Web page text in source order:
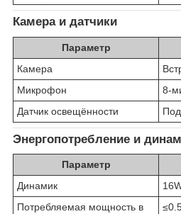
Камера и датчики
Параметр
Камера
Микрофон
8-
Датчик освещённости
Энергопотребление и
Параметр
Динамик
Потребляемая мощность в